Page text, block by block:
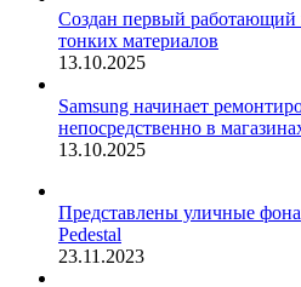
Создан первый работающий
тонких материалов
13.10.2025
Samsung начинает
непосредственно в
13.10.2025
Представлены уличные
Pedestal
23.11.2023